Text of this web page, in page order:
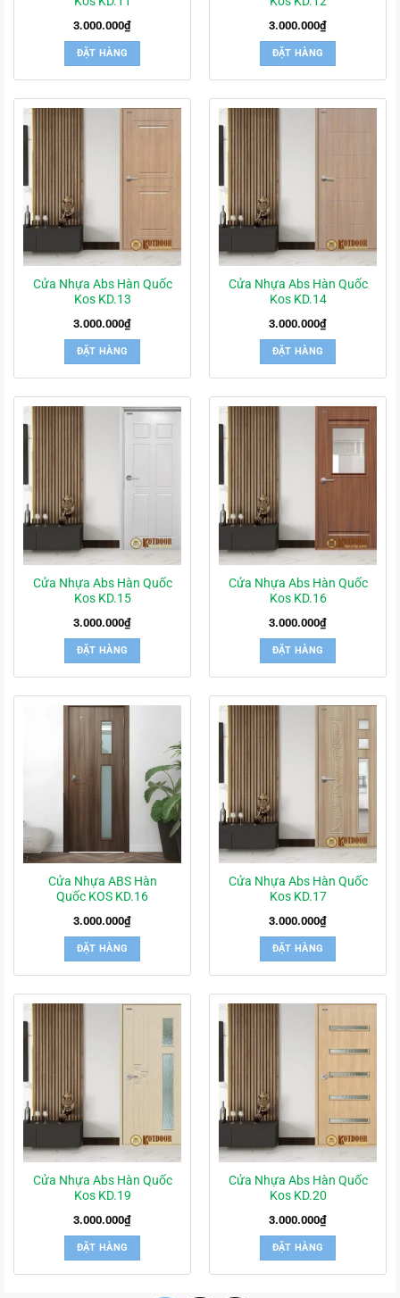
3.000.000₫
ĐẶT HÀNG
3.000.000₫
ĐẶT HÀNG
Cửa Nhựa Abs Hàn Quốc
Kos KD.13
3.000.000₫
ĐẶT HÀNG
Cửa Nhựa Abs Hàn Quốc
Kos KD.14
3.000.000₫
ĐẶT HÀNG
Cửa Nhựa Abs Hàn Quốc
Kos KD.15
3.000.000₫
ĐẶT HÀNG
Cửa Nhựa Abs Hàn Quốc
Kos KD.16
3.000.000₫
ĐẶT HÀNG
Cửa Nhựa ABS Hàn
Quốc KOS KD.16
3.000.000₫
ĐẶT HÀNG
Cửa Nhựa Abs Hàn Quốc
Kos KD.17
3.000.000₫
ĐẶT HÀNG
Cửa Nhựa Abs Hàn Quốc
Kos KD.19
3.000.000₫
ĐẶT HÀNG
Cửa Nhựa Abs Hàn Quốc
Kos KD.20
3.000.000₫
ĐẶT HÀNG